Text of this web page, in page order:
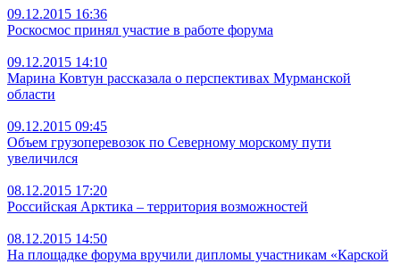
09.12.2015 16:36
Роскосмос принял участие в работе форума
09.12.2015 14:10
Марина Ковтун рассказала о перспективах Мурманской
области
09.12.2015 09:45
Объем грузоперевозок по Северному морскому пути
увеличился
08.12.2015 17:20
Российская Арктика – территория возможностей
08.12.2015 14:50
На площадке форума вручили дипломы участникам «Карской